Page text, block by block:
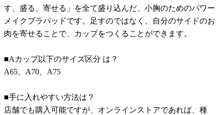
す、盛る、寄せる」を全て盛り込んだ、小胸のためのパワー
メイクブラパッドです。足すのではなく、自分のサイドのお
肉を寄せることで、カップをつくることができます。
■Aカップ以下のサイズ区分 は？
A65、A70、A75
■手に入れやすい方法は？
店舗でも購入可能ですが、オンラインストアであれば、種